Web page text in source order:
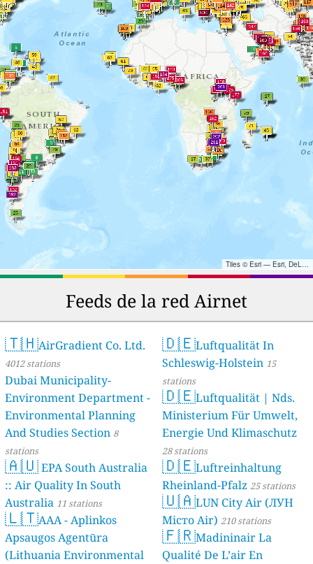
Tiles © Esri — Esri, DeLorme, NAVTEQ, TomTom, Intermap, iPC, USGS, FAO, NPS, NRCAN, GeoBase, Kadaster NL, Ordnance Survey, Esri Japan, METI, Esri China (Hong Kong), and the GIS User Community
Feeds de la red Airnet
🇹🇭AirGradient Co. Ltd.
4012 stations
Dubai Municipality-
Environment Department -
Environmental Planning
And Studies Section 8
stations
🇦🇺EPA South Australia
:: Air Quality In South
Australia 11 stations
🇱🇹AAA - Aplinkos
Apsaugos Agentūra
(Lithuania Environmental
🇩🇪Luftqualität In
Schleswig-Holstein 15
stations
🇩🇪Luftqualität | Nds.
Ministerium Für Umwelt,
Energie Und Klimaschutz
28 stations
🇩🇪Luftreinhaltung
Rheinland-Pfalz 25 stations
🇺🇦LUN City Air (ЛУН
Місто Air) 210 stations
🇫🇷Madininair La
Qualité De L’air En